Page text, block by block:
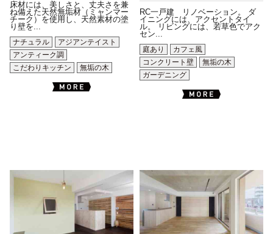
床材には、美しさと、丈夫さを兼
ね備えた天然無垢材（ミャンマー
チーク）を使用し、天然素材の塗
り壁を...
ナチュラル
アジアンテイスト
アンティーク調
こだわりキッチン
無垢の木
RC一戸建 リノベーション。 ダ
イニングには、アクセントタイ
ル。 リビングには、若草色でアク
セン...
庭あり
カフェ風
コンクリート壁
無垢の木
ガーデニング